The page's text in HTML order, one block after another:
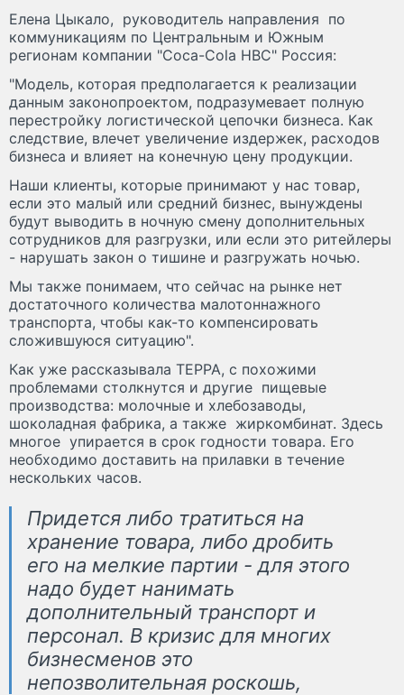
Елена Цыкало, руководитель направления по
коммуникациям по Центральным и Южным
регионам компании "Coсa-Cola HBC" Россия:
"Модель, которая предполагается к реализации
данным законопроектом, подразумевает полную
перестройку логистической цепочки бизнеса. Как
следствие, влечет увеличение издержек, расходов
бизнеса и влияет на конечную цену продукции.
Наши клиенты, которые принимают у нас товар,
если это малый или средний бизнес, вынуждены
будут выводить в ночную смену дополнительных
сотрудников для разгрузки, или если это ритейлеры
- нарушать закон о тишине и разгружать ночью.
Мы также понимаем, что сейчас на рынке нет
достаточного количества малотоннажного
транспорта, чтобы как-то компенсировать
сложившуюся ситуацию".
Как уже рассказывала ТЕРРА, с похожими
проблемами столкнутся и другие пищевые
производства: молочные и хлебозаводы,
шоколадная фабрика, а также жиркомбинат. Здесь
многое упирается в срок годности товара. Его
необходимо доставить на прилавки в течение
нескольких часов.
Придется либо тратиться на
хранение товара, либо дробить
его на мелкие партии - для этого
надо будет нанимать
дополнительный транспорт и
персонал. В кризис для многих
бизнесменов это
непозволительная роскошь,